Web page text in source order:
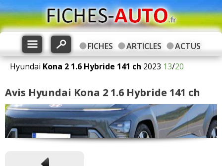
FICHES ARTICLES
ACTUS
Hyundai Kona 2 1.6 Hybride 141 ch 2023 13/20
Avis Hyundai Kona 2 1.6 Hybride 141 ch